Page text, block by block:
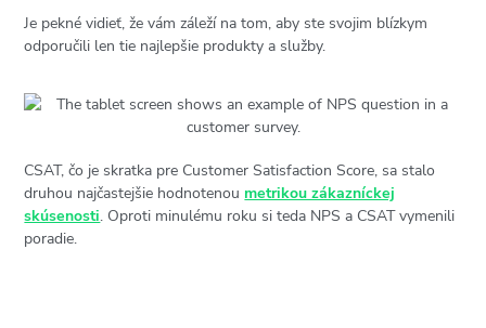
Je pekné vidieť, že vám záleží na tom, aby ste svojim blízkym
odporučili len tie najlepšie produkty a služby.
CSAT, čo je skratka pre Customer Satisfaction Score, sa stalo
druhou najčastejšie hodnotenou metrikou zákazníckej
skúsenosti. Oproti minulému roku si teda NPS a CSAT vymenili
poradie.